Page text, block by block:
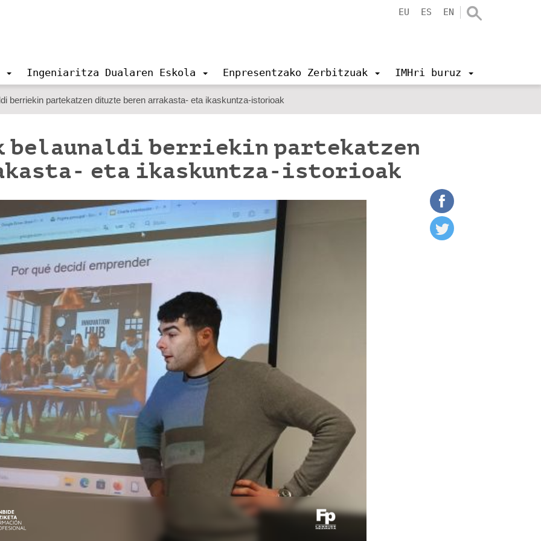
EU ES EN
Ingeniaritza Dualaren Eskola Enpresentzako Zerbitzuak IMHri buruz
berriekin partekatzen dituzte beren arrakasta- eta ikaskuntza-istorioak
belaunaldi berriekin partekatzen
eta ikaskuntza-istorioak